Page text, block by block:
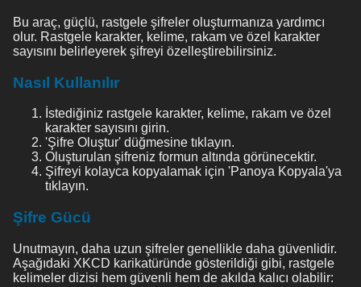
Bu araç, güçlü, rastgele şifreler oluşturmanıza yardımcı
olur. Rastgele karakter, kelime, rakam ve özel karakter
sayısını belirleyerek şifreyi özelleştirebilirsiniz.
Nasıl Kullanılır
İstediğiniz rastgele karakter, kelime, rakam ve özel
karakter sayısını girin.
'Şifre Oluştur' düğmesine tıklayın.
Oluşturulan şifreniz formun altında görünecektir.
Şifreyi kolayca kopyalamak için 'Panoya Kopyala'ya
tıklayın.
Şifre Gücü
Unutmayın, daha uzun şifreler genellikle daha güvenlidir.
Aşağıdaki XKCD karikatüründe gösterildiği gibi, rastgele
kelimeler dizisi hem güvenli hem de akılda kalıcı olabilir: